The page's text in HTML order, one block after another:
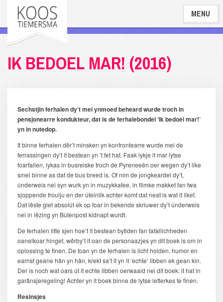
Overslaan
naar
gaan
MENU
IK BEDOEL MAR! (2016)
Sechstjin ferhalen dy’t mei ynmoed beheard wurde troch in
pensjonearre kondukteur, dat is de ferhalebondel ‘Ik bedoel mar!’
yn in nutedop.
It binne ferhalen dêr’t minsken yn konfrontearre wurde mei de
ferrassingen dy’t it bestean yn ’t fet hat. Faak lykje it mar lytse
foarfallen, lykas in busreiske troch de Pyreneeën oer wegen dy’t like
smel binne as dat de bus breed is. Of nim de jongkeardel dy’t,
ûnderweis nei syn wurk yn in muzykkafee, in filmke makket fan twa
sjoppende froulju en der úteinlik achter komt dat neat is wat it liket.
Dat lêste giet absolút ek op foar in bekende skriuwer dy’t ûnderweis
nei in lêzing yn Bûtenpost kidnapt wurdt.
De ferhalen litte sjen hoe’t it bestean bytiden fan tafallichheden
oanelkoar hinget, wêrby’t it oan de personaazjes yn dit boek is om in
oplossing te finen. De toan yn de ferhalen is licht holden, humor en
earnst geane hân yn hân, krekt sa’t it yn it ‘echte’ libben ek gean kin.
Der is noch wat oars út it echte libben oerwaaid nei dit boek: it hat in
garânsjeregeling! Achter yn it boek binne de lytse letterkes te finen.
Resinsjes